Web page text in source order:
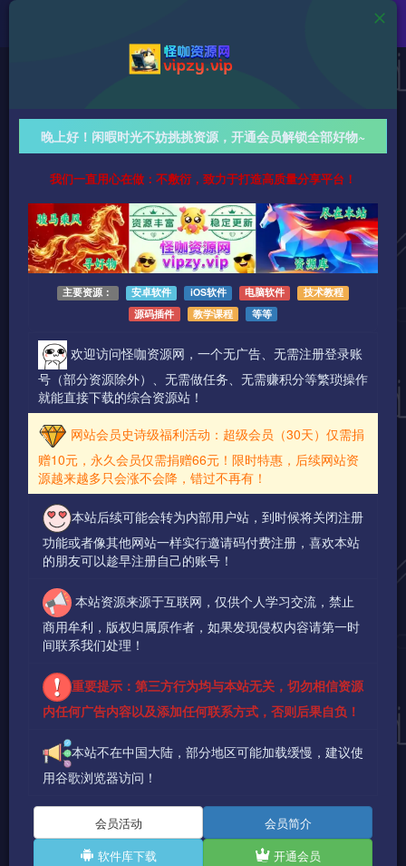
豌豆免费小说 v2.0.2 解锁VIP版，看小说、刷短剧、听
书一站式畅享！
830字 阅读时长约5分钟 2026-03-09 更新
作者：怪咖
热度：40
0条评论 作者已发布3745篇文章
晚上好！闲暇时光不妨挑挑资源，开通会员解锁全部好物~
我们一直用心在做：不敷衍，致力于打造高质量分享平台！
主要资源： 安卓软件 iOS软件 电脑软件
技术教程
源码插件
教学课程 等等
欢迎访问怪咖资源网，一个无广告、无需注册登录账
号（部分资源除外）、无需做任务、无需赚积分等繁琐操作
就能直接下载的综合资源站！
网站会员史诗级福利活动：超级会员（30天）仅需捐
赠10元，永久会员仅需捐赠66元！限时特惠，后续网站资
源越来越多只会涨不会降，错过不再有！
本站后续可能会转为内部用户站，到时候将关闭注册
功能或者像其他网站一样实行邀请码付费注册，喜欢本站
的朋友可以趁早注册自己的账号！
本站资源来源于互联网，仅供个人学习交流，禁止
商用牟利，版权归属原作者，如果发现侵权内容请第一时
间联系我们处理！
重要提示：第三方行为均与本站无关，切勿相信资源
内任何广告内容以及添加任何联系方式，否则后果自负！
本站不在中国大陆，部分地区可能加载缓慢，建议使
用谷歌浏览器访问！
会员活动
会员简介
软件库下载
开通会员